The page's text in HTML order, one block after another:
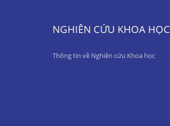
NGHIÊN CỨU KHOA HỌC
Thông tin về Nghiên cứu Khoa học